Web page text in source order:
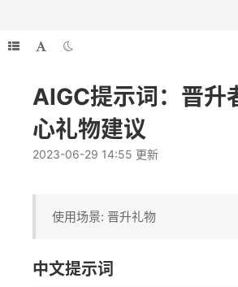
AIGC提示词：晋升
心礼物建议
2023-06-29 14:55 更新
使用场景: 晋升礼物
中文提示词